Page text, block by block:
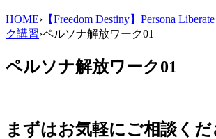
HOME› 【Freedom Destiny】Persona
ク講習›ペルソナ解放ワーク01
ペルソナ解放ワーク01
まずはお気軽にご相談くだ